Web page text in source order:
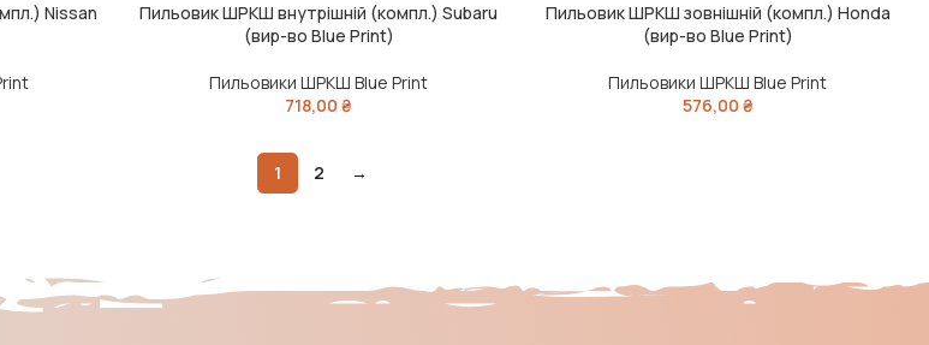
Nissan
ДОДАТИ В КОШИК
Пильовик ШРКШ внутрішній (компл.) Subaru
(вир-во Blue Print)
Пильовики ШРКШ Blue Print
718,00₴
ДОДАТИ В КОШИК
Пильовик ШРКШ зовнішній (компл.) Honda
(вир-во Blue Print)
Пильовики ШРКШ Blue Print
576,00 ₴
1 2 →